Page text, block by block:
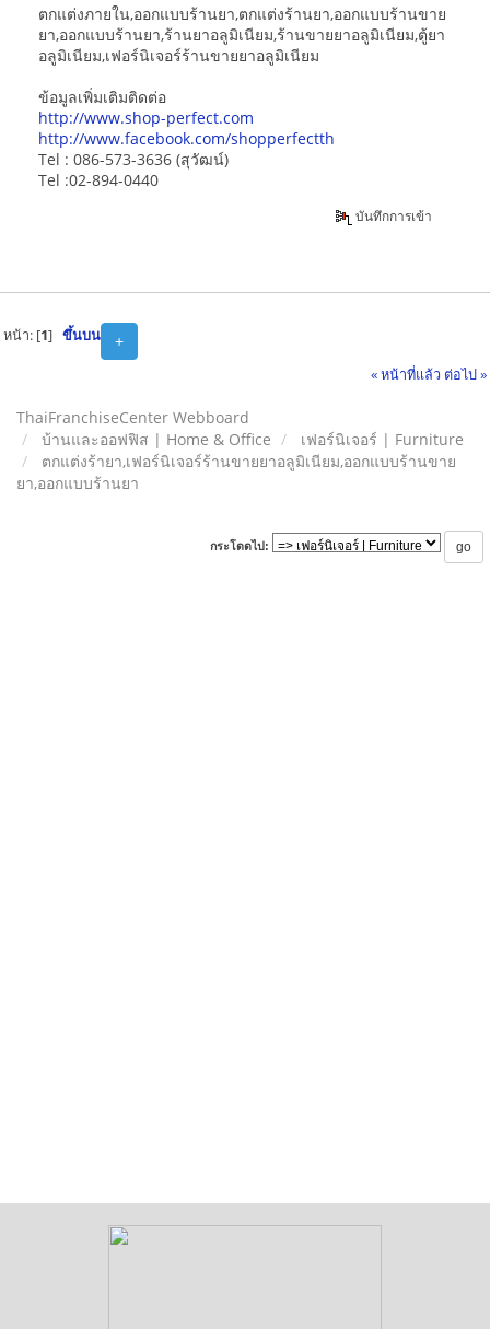
ตกแต่งภายใน,ออกแบบร้านยา,ตกแต่งร้านยา,ออกแบบร้านขาย
ยา,ออกแบบร้านยา,ร้านยาอลูมิเนียม,ร้านขายยาอลูมิเนียม,ตู้ยา
อลูมิเนียม,เฟอร์นิเจอร์ร้านขายยาอลูมิเนียม
ข้อมูลเพิ่มเติมติดต่อ
http://www.shop-perfect.com
http://www.facebook.com/shopperfectth
Tel : 086-573-3636 (สุวัฒน์)
Tel :02-894-0440
บันทึกการเข้า
+
หน้า: [1] ขึ้นบน
« หน้าที่แล้ว ต่อไป »
ThaiFranchiseCenter Webboard
บ้านและออฟฟิส | Home & Office
เฟอร์นิเจอร์ | Furniture
ตกแต่งร้ายา,เฟอร์นิเจอร์ร้านขายยาอลูมิเนียม,ออกแบบร้านขาย
ยา,ออกแบบร้านยา
กระโดดไป: